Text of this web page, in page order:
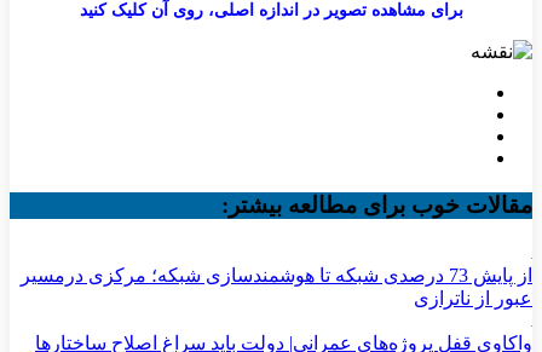
برای مشاهده تصویر در اندازه اصلی، روی آن کلیک کنید
مقالات خوب برای مطالعه بیشتر:
از پایش 73 درصدی شبکه تا هوشمندسازی شبکه؛ مرکزی درمسیر
عبور از ناترازی
واکاوی قفل پروژه‌های عمرانی| دولت باید سراغ اصلاح ساختارها